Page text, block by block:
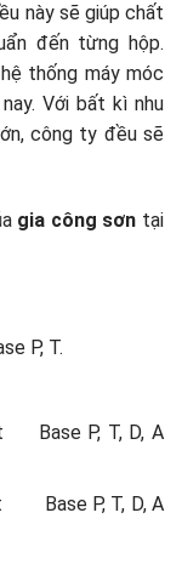
này sẽ giúp chất
đến từng hộp.
thống máy móc
Với bất kì nhu
công ty đều sẽ
gia công sơn tại
P, T.
Base P, T, D, A
Base P, T, D, A